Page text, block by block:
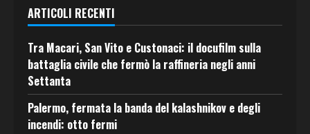
ARTICOLI RECENTI
Tra Macari, San Vito e Custonaci: il docufilm sulla
battaglia civile che fermò la raffineria negli anni
Settanta
Palermo, fermata la banda del kalashnikov e degli
incendi: otto fermi